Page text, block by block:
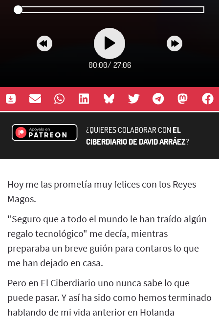
00:00/ 27:06
¿QUIERES COLABORAR CONEL
CIBERDIARIO DE DAVID ARRÁEZ?
Hoy me las prometía muy felices con los Reyes
Magos.
"Seguro que a todo el mundo le han traído algún
regalo tecnológico" me decía, mientras
preparaba un breve guión para contaros lo que
me han dejado en casa.
Pero en El Ciberdiario uno nunca sabe lo que
puede pasar. Y así ha sido como hemos terminado
hablando de mi vida anterior en Holanda